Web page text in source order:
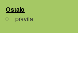
Ostalo
pravila